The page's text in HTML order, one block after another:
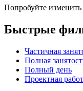
Попробуйте
Быстрые
Частичная
Полная
Полный день
Проектная